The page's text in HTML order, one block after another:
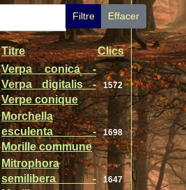
Filtre Effacer
Articles
Titre
Clics
Verpa conica -
Verpa digitalis -
Verpe conique
1572
Morchella
esculenta -
Morille commune
1698
Mitrophora
semilibera -
1647